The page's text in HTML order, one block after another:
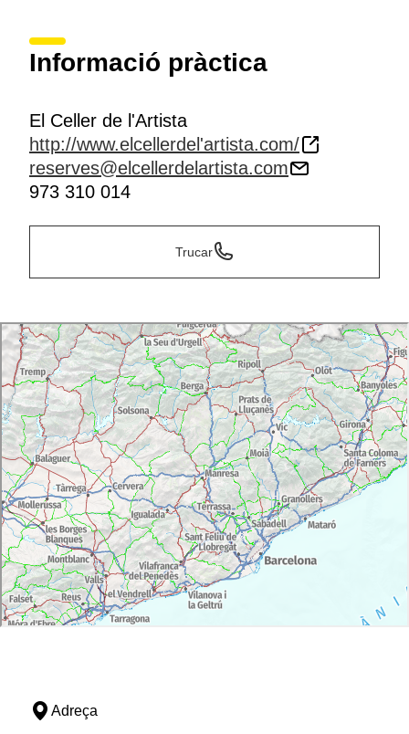
Informació pràctica
El Celler de l'Artista
http://www.elcellerdel'artista.com/
reserves@elcellerdelartista.com
973 310 014
Trucar
Adreça